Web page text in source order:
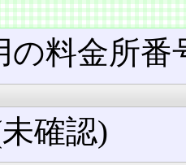
の料金所番
確認)